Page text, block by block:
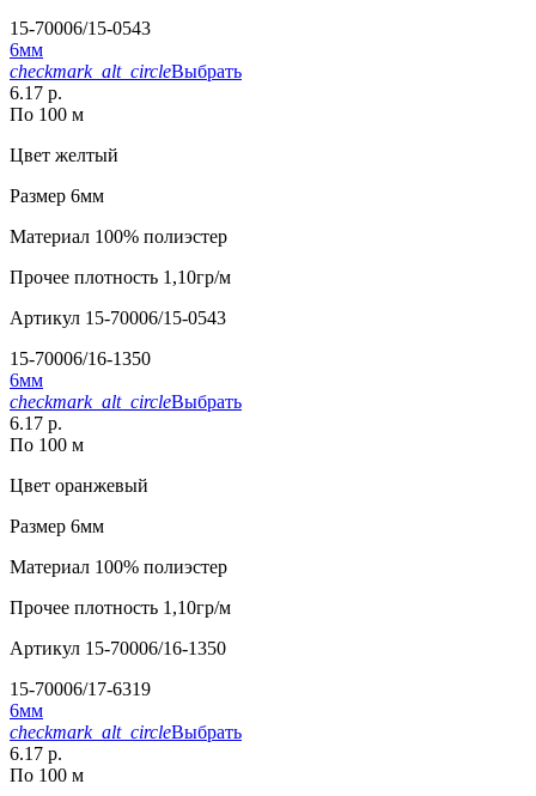
15-70006/15-0543
6мм
checkmark_alt_circleВыбрать
6.17 р.
По 100 м
Цвет желтый
Размер 6мм
Материал 100% полиэстер
Прочее плотность 1,10гр/м
Артикул 15-70006/15-0543
15-70006/16-1350
6мм
checkmark_alt_circleВыбрать
6.17 р.
По 100 м
Цвет оранжевый
Размер 6мм
Материал 100% полиэстер
Прочее плотность 1,10гр/м
Артикул 15-70006/16-1350
15-70006/17-6319
6мм
checkmark_alt_circleВыбрать
6.17 р.
По 100 м